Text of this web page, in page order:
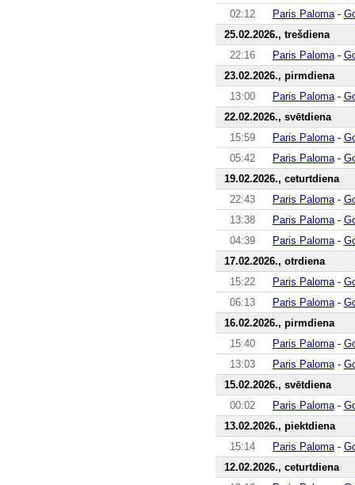
02:12
Paris Paloma-
25.02.2026., trešdiena
22:16
Paris Paloma-
23.02.2026., pirmdiena
13:00
Paris Paloma-
22.02.2026., svētdiena
15:59
Paris Paloma-
05:42
Paris Paloma-
19.02.2026., ceturtdiena
22:43
Paris Paloma-
13:38
Paris Paloma-
04:39
Paris Paloma-
17.02.2026., otrdiena
15:22
Paris Paloma-
06:13
Paris Paloma-
16.02.2026., pirmdiena
15:40
Paris Paloma-
13:03
Paris Paloma-
15.02.2026., svētdiena
00:02
Paris Paloma-
13.02.2026., piektdiena
15:14
Paris Paloma-
12.02.2026., ceturtdiena